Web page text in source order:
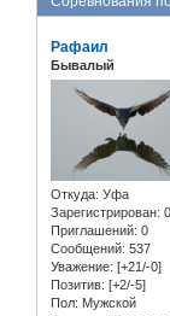
Рафаил
Бывалый
Откуда: Уфа
Зарегистрирован:
Приглашений: 0
Сообщений: 537
Уважение: [+21/-0]
Позитив: [+2/-5]
Пол: Мужской